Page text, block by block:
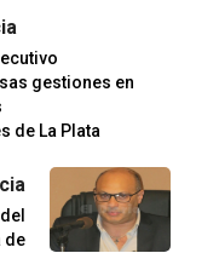
gestiones en
de La Plata
de